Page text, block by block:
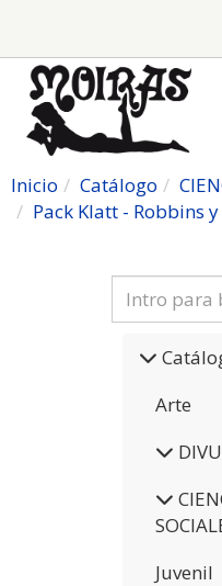
Inicio Catálogo
Pack Klatt - Robbins
Arte
Juvenil